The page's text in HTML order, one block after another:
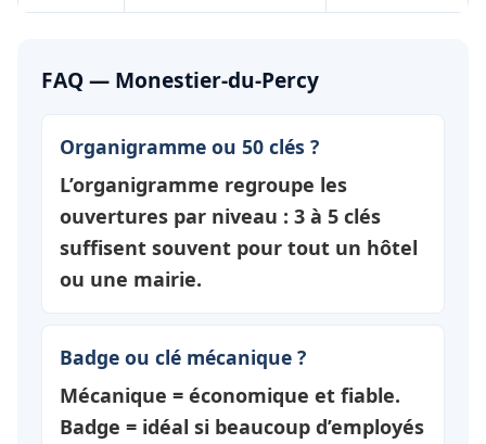
FAQ — Monestier-du-Percy
Organigramme ou 50 clés ?
L’organigramme regroupe les
ouvertures par niveau : 3 à 5 clés
suffisent souvent pour tout un hôtel
ou une mairie.
Badge ou clé mécanique ?
Mécanique = économique et fiable.
Badge = idéal si beaucoup d’employés